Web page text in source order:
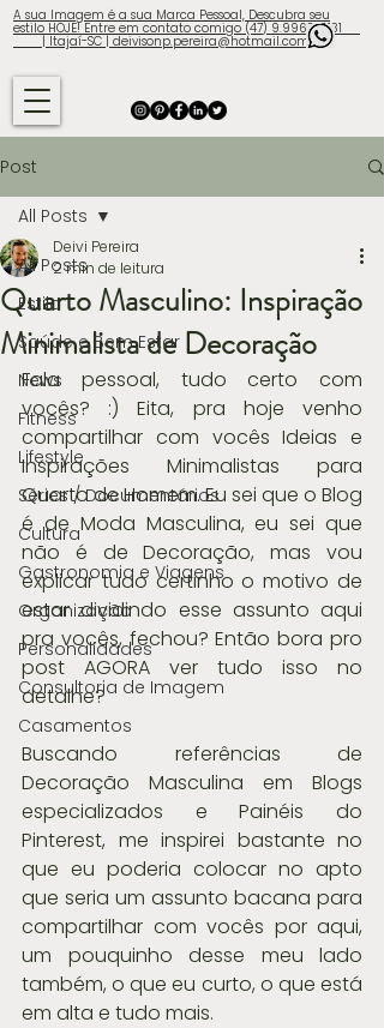
A sua Imagem é a sua Marca Pessoal, Descubra seu
estilo HOJE! Entre em contato comigo (47) 9.9960-3131
| Itajaí-SC | deivisonp.pereira@hotmail.com
Post
All Posts
Estilo
Saúde e Bem Estar
News
Fitness
Lifestyle
Séries / Documentários
Cultura
Gastronomia e Viagens
Organização
Personalidades
Consultoria de Imagem
Casamentos
All Posts
Quarto Masculino: Inspiração
Minimalista de Decoração
Deivi Pereira
2 min de leitura
Fala pessoal, tudo certo com
vocês? :) Eita, pra hoje venho
compartilhar com vocês Ideias e
Inspirações Minimalistas para
Quarto de Homem. Eu sei que o Blog
é de Moda Masculina, eu sei que
não é de Decoração, mas vou
explicar tudo certinho o motivo de
estar dividindo esse assunto aqui
pra vocês, fechou? Então bora pro
post AGORA ver tudo isso no
detalhe?
Buscando referências de
Decoração Masculina em Blogs
especializados e Painéis do
Pinterest, me inspirei bastante no
que eu poderia colocar no apto
que seria um assunto bacana para
compartilhar com vocês por aqui,
um pouquinho desse meu lado
também, o que eu curto, o que está
em alta e tudo mais.